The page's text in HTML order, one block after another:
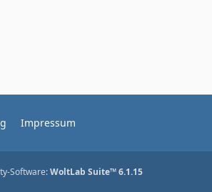
Impressum
Software:WoltLab Suite™ 6.1.15